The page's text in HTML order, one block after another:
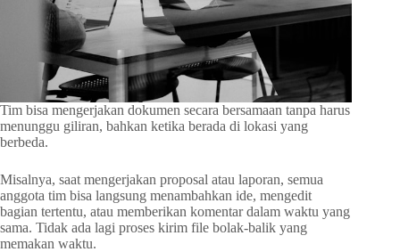
Tim bisa mengerjakan dokumen secara bersamaan tanpa harus
menunggu giliran, bahkan ketika berada di lokasi yang
berbeda.
Misalnya, saat mengerjakan proposal atau laporan, semua
anggota tim bisa langsung menambahkan ide, mengedit
bagian tertentu, atau memberikan komentar dalam waktu yang
sama. Tidak ada lagi proses kirim file bolak-balik yang
memakan waktu.